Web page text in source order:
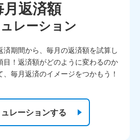
月返済額
レーション
済期間から、毎月の返済額を試算し
目！返済額がどのように変わるのか
毎月返済のイメージをつかもう！
レーションする